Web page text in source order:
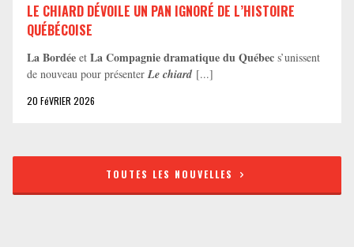
LE CHIARD DÉVOILE UN PAN IGNORÉ DE L’HISTOIRE
QUÉBÉCOISE
La Bordée et La Compagnie dramatique du Québec s’unissent
de nouveau pour présenter Le chiard [...]
20 FéVRIER 2026
TOUTES LES NOUVELLES